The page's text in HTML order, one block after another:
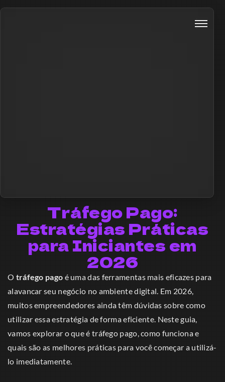
Tráfego Pago:
Estratégias Práticas
para Iniciantes em
2026
O tráfego pago é uma das ferramentas mais eficazes para
alavancar seu negócio no ambiente digital. Em 2026,
muitos empreendedores ainda têm dúvidas sobre como
utilizar essa estratégia de forma eficiente. Neste guia,
vamos explorar o que é tráfego pago, como funciona e
quais são as melhores práticas para você começar a utilizá-
lo imediatamente.